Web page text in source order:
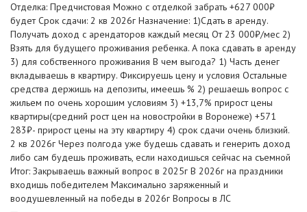
Отделка: Предчистовая Можно с отделкой забрать +627 000₽
будет Срок сдачи: 2 кв 2026г Назначение: 1)Сдать в аренду.
Получать доход с арендаторов каждый месяц От 23 000₽/мес 2)
Взять для будущего проживания ребенка. А пока сдавать в аренду
3) для собственного проживания В чем выгода? 1) Часть денег
вкладываешь в квартиру. Фиксируешь цену и условия Остальные
средства держишь на депозиты, имеешь % 2) решаешь вопрос с
жильем по очень хорошим условиям 3) +13,7% прирост цены
квартиры(средний рост цен на новостройки в Воронеже) +571
283₽- прирост цены на эту квартиру 4) срок сдачи очень близкий.
2 кв 2026г Через полгода уже будешь сдавать и генерить доход
либо сам будешь проживать, если находишься сейчас на съемной
Итог: Закрываешь важный вопрос в 2025г В 2026г на праздники
входишь победителем Максимально заряженный и
воодушевленный на победы в 2026г Вопросы в ЛС